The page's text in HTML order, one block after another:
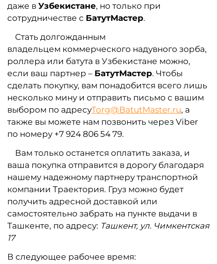
даже в Узбекистане, но только при
сотрудничестве с БатутМастер.
Стать долгожданным
владельцем коммерческого надувного зорба,
роллера или батута в Узбекистане можно,
если ваш партнер – БатутМастер. Чтобы
сделать покупку, вам понадобится всего лишь
несколько мину и отправить письмо с вашим
выбором по адресуTorg@BatutMaster.ru, а
также вы можете нам позвонить через Viber
по номеру +7 924 806 54 79.
Вам только останется оплатить заказа, и
ваша покупка отправится в дорогу благодаря
нашему надежному партнеру транспортной
компании Траектория. Груз можно будет
получить адресной доставкой или
самостоятельно забрать на пункте выдачи в
Ташкенте, по адресу: Ташкент, ул. Чимкентская
17
В следующее рабочее время: